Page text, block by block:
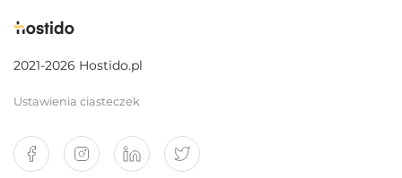
2021-2026 Hostido.pl
Ustawienia ciasteczek